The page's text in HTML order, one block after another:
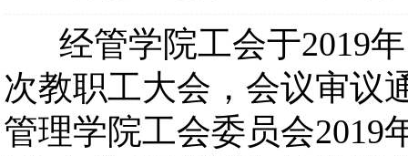
经管学院工会于2019年
次教职工大会，会议审议
管理学院工会委员会2019